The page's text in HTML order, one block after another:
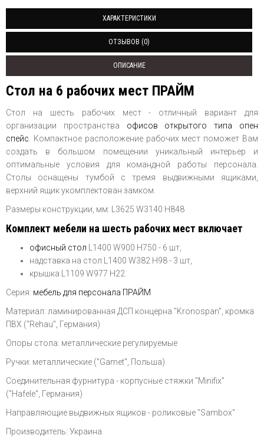
ХАРАКТЕРИСТИКИ
ОТЗЫВОВ (0)
ОПИСАНИЕ
Стол на 6 рабочих мест ПРАЙМ
Стол на шесть рабочих мест - отличный вариант для
организации пространства офисов открытого типа опен
спейс . Компактное расположение рабочих мест поможет Вам
создать в большом помещении уникальный интерьер и
оптимальные условия для командной работы персонала.
Столы оснащены тумбой с тремя выдвижными ящиками,
верхний ящик укомплектован замком.
Размеры конструкции, мм: L3625 W3140 H848
Комплект мебели на шесть рабочих мест включает
офисный стол L1400 W900 H750 - 6 шт,
надставка на стол L1400 W382 H98 - 3 шт,
крышка L1109 W977 H22.
Серия: мебель для персонала ПРАЙМ
Материал: ламинированная ДСП концерна "Kronospan", кромка
ПВХ ("Rehau", Германия)
Опоры стола: металлические регулируемые
Ручки: металлические ("Gamet", Польша)
Соединительная фурнитура - корпусные стяжки "Minifix"
("Hafele", Германия)
Направляющие выдвижных ящиков - роликовые "Sambox"
Производитель: Украина